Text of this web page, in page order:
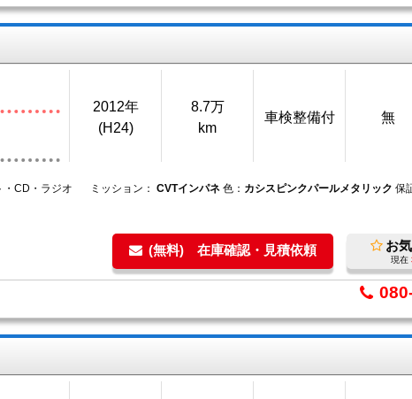
2012年
(H24)
8.7万
km
車検整備付 無
・CD・ラジオ ミッション： CVTインパネ 色： カシスピンクパールメタリック 保
(無料) 在庫確認・見積依頼 お
現在